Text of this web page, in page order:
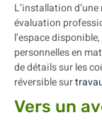
L’installation
évaluation
l’espace
personnelles en
de détails sur les
réversible sur
Vers un